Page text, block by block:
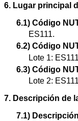
6. Lugar principal
6.1) Código
ES111.
6.2) Código
Lote 1:
6.3) Código
Lote 2:
7. Descripción de
7.1)